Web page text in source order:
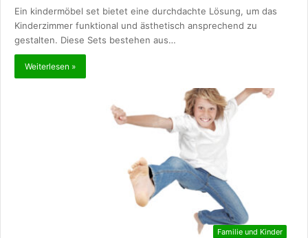
Ein kindermöbel set bietet eine durchdachte Lösung, um das
Kinderzimmer funktional und ästhetisch ansprechend zu
gestalten. Diese Sets bestehen aus…
Weiterlesen »
Familie und Kinder